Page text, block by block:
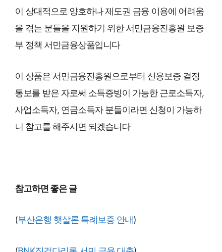
이 상대적으로 양호하나 제도권 금융 이용에 어려움
을 겪는 분들을 지원하기 위한 서민금융진흥원 보증
부 정책 서민금융상품입니다
이 상품은 서민금융진흥원으로부터 신용보증 결정
통보를 받은 자로써 소득증빙이 가능한 근로소득자,
사업소득자, 연금소득자 분들이라면 신청이 가능하
니 참고를 해주시면 되겠습니다
참고하면 좋은 글
(부산은행 햇살론 특례보증 안내)